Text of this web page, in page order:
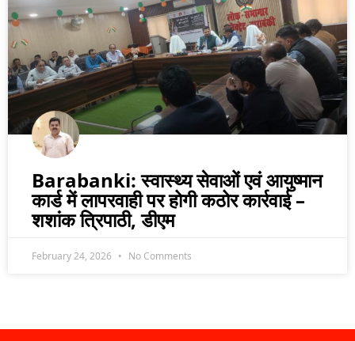
Barabanki: स्वास्थ्य सेवाओं एवं आयुष्मान
कार्ड में लापरवाही पर होगी कठोर कार्रवाई –
शशांक त्रिपाठी, डीएम
February 24, 2026 No Comments